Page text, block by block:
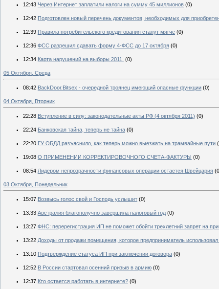
12:43 Через Интернет заплатили налоги на сумму 45 миллионов (0)
12:42 Подготовлен новый перечень документов, необходимых для
12:39 Правила потребительского кредитования станут мягче (0)
12:36 ФСС разрешил сдавать форму 4-ФСС до 17 октября (0)
12:34 Карта нарушений на выборы 2011. (0)
05 Октября, Среда
08:42 BackDoor.Bitsex - очередной троянец имеющий опасные функции (0)
04 Октября, Вторник
22:28 Вступление в силу: законодательные акты РФ (4 октября 2011) (0)
22:24 Банковская тайна, теперь не тайна (0)
22:20 ГУ ОБДД разъяснило, как теперь можно выезжать на трамвайные пути
19:08 О ПРИМЕНЕНИИ КОРРЕКТИРОВОЧНОГО СЧЕТА-ФАКТУРЫ (0)
08:54 Лидером непрозрачности финансовых операции остается Швейцария
03 Октября, Понедельник
15:07 Возвысь голос свой и Господь услышит (0)
13:33 Австралия благополучно завершила налоговый год (0)
13:27 ФНС: перерегистрация ИП не поможет обойти трехлетний запрет на
13:22 Доходы от продажи помещения, которое предприниматель
13:10 Подтверждение статуса ИП при заключении договора (0)
12:52 В России стартовал осенний призыв в армию (0)
12:37 Кто остается работать в интернете? (0)